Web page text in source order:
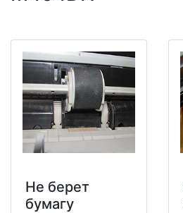
Не берет
бумагу